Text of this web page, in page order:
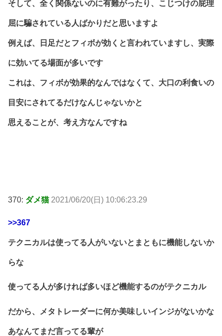
そして、全く関係ないのに有難がったり、こじつけの屁理
屈に騙されている人ばかりだと思いますよ
例えば、日足だとフィボが効くと言われていますし、実際
に効いてる場面が多いです
これは、フィボが効果的なんではなくて、大口の利食いの
目安にされてるだけなんじゃないかと
思えることが、考え方なんですね
370: ダメ猫 2021/06/20(日) 10:06:23.29
>>367
テクニカルは使ってる人がいないとまともに機能しないか
らな
使ってる人が多ければ多いほど機能するのがテクニカル
だから、メタトレーダーに何か美味しいインジがないかな
あなんてまだ言ってる輩が